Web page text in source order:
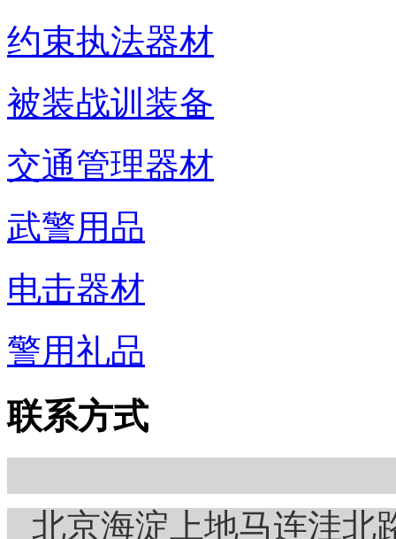
约束执法器材
被装战训装备
交通管理器材
武警用品
电击器材
警用礼品
联系方式
北京海淀上地马连洼北